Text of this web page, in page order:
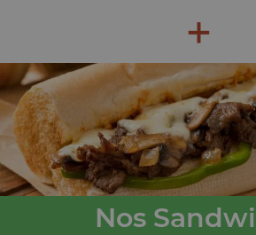
+
Nos